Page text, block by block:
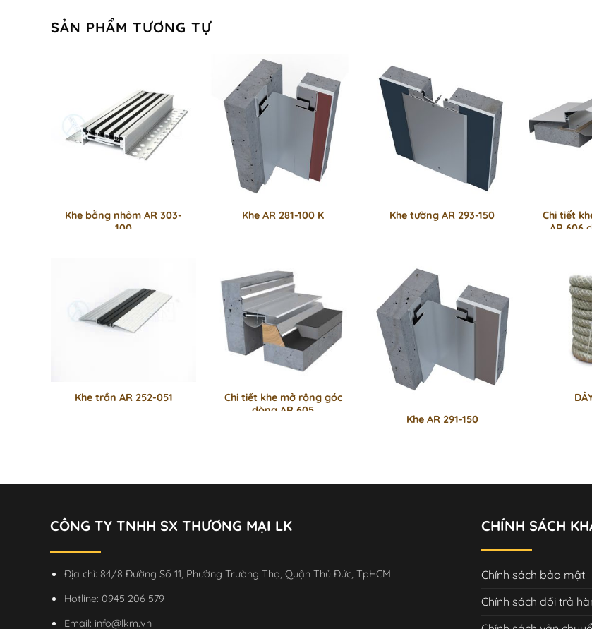
SẢN PHẨM TƯƠNG TỰ
Khe bằng nhôm AR 303-
100
Khe AR 281-100 K Khe tường AR 293-150
Chi tiết
AR 606
Khe trần AR 252-051
Chi tiết khe mở rộng góc
dòng AR 605
Khe AR 291-150
CÔNG TY TNHH SX THƯƠNG MẠI LK
Địa chỉ: 84/8 Đường Số 11, Phường Trường Thọ, Quận Thủ Đức, TpHCM
Hotline:0945 206 579
Email: info@lkm.vn
CHÍNH SÁCH
Chính sách bảo mật
Chính sách đổi trả